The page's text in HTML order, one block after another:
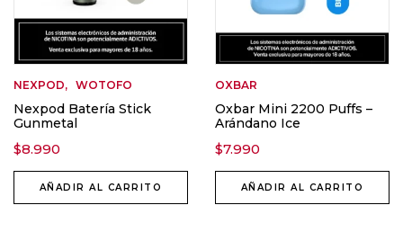
NEXPOD WOTOFO
Nexpod Batería Stick
Gunmetal
$8.990
AÑADIR AL CARRITO
OXBAR
Oxbar Mini 2200 Puffs –
Arándano Ice
$7.990
AÑADIR AL CARRITO